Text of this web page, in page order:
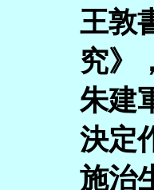
王敦
究》
朱建
決定
施治